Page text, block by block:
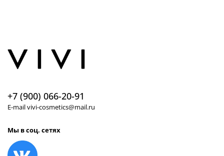
+7 (900) 066-20-91
E-mail vivi-cosmetics@mail.ru
Мы в соц. сетях